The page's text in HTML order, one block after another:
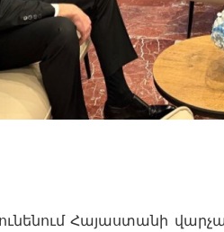
Հայաստանի